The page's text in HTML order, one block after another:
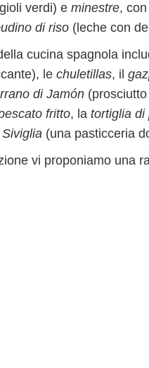
verdi) e minestre,
di riso (leche con
cucina spagnola
le chuletillas, il
di Jamón
fritto, la tortiglia di
(una pasticceria
vi proponiamo una